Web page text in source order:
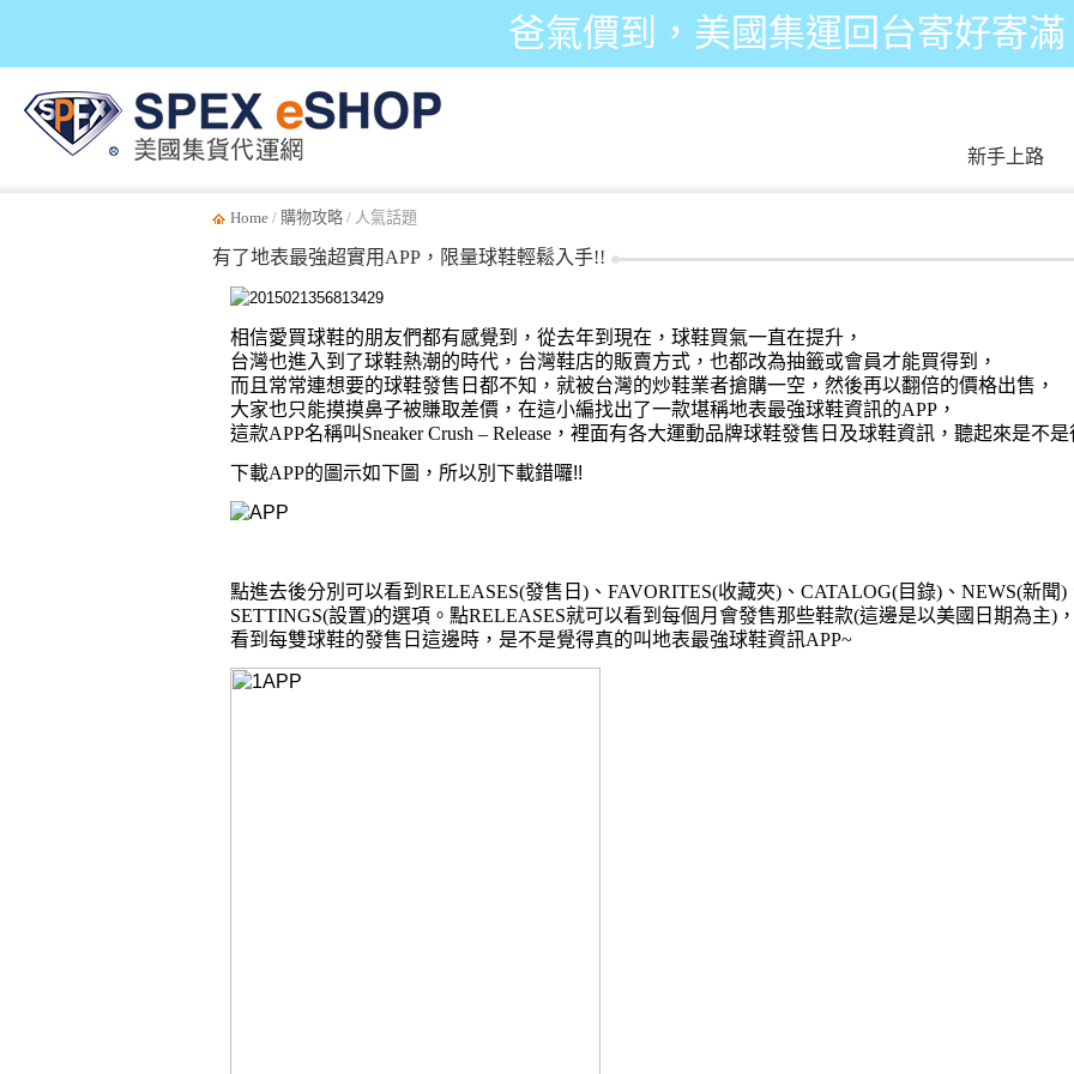
爸氣價到，美國集運回台寄好寄滿
新手上路
Home / 購物攻略 / 人氣話題
有了地表最強超實用APP，限量球鞋輕鬆入手!!
相信愛買球鞋的朋友們都有感覺到，從去年到現在，球鞋買氣一直在提升，
台灣也進入到了球鞋熱潮的時代， 台灣鞋店的販賣方式，也都改為抽籤或會員才能買得到，
而且常常連想要的球鞋發售日都不知， 就被台灣的炒鞋業者搶購一空，然後再以翻倍的價格出售，
大家也只能摸摸鼻子被賺取差價， 在這小編找出了一款堪稱地表最強球鞋資訊的APP ，
這款APP名稱叫 Sneaker Crush – Release， 裡面有各大運動品牌球鞋發售日及球鞋資訊，聽起來是不是
下載APP的圖示如下圖，所以別下載錯囉!!
點進去後分別可以看到 RELEASES(發售日 ) 、 FAVORITES(收藏夾) 、 CATALOG(目錄) 、 NEWS(新聞)
SETTINGS(設置)的選項。 點RELEASES就可以看到每個月會發售那些鞋款(這邊是以美國日期為主)
看到每雙球鞋的發售日這邊時，是不是覺得真的叫地表最強球鞋資訊APP~